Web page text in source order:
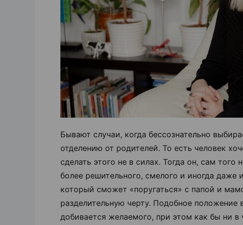
Бывают случаи, когда бессознательно
отделению от родителей. То есть человек
сделать этого не в силах. Тогда он, сам
более решительного, смелого и иногда даже
который сможет «поругаться» с папой и
разделительную черту. Подобное положение
добивается желаемого, при этом как бы ни в